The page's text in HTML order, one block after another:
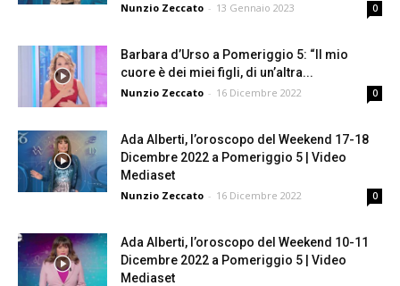
Nunzio Zeccato - 13 Gennaio 2023 0
Barbara d’Urso a Pomeriggio 5: “Il mio
cuore è dei miei figli, di un’altra...
Nunzio Zeccato - 16 Dicembre 2022 0
Ada Alberti, l’oroscopo del Weekend 17-18
Dicembre 2022 a Pomeriggio 5 | Video
Mediaset
Nunzio Zeccato - 16 Dicembre 2022 0
Ada Alberti, l’oroscopo del Weekend 10-11
Dicembre 2022 a Pomeriggio 5 | Video
Mediaset